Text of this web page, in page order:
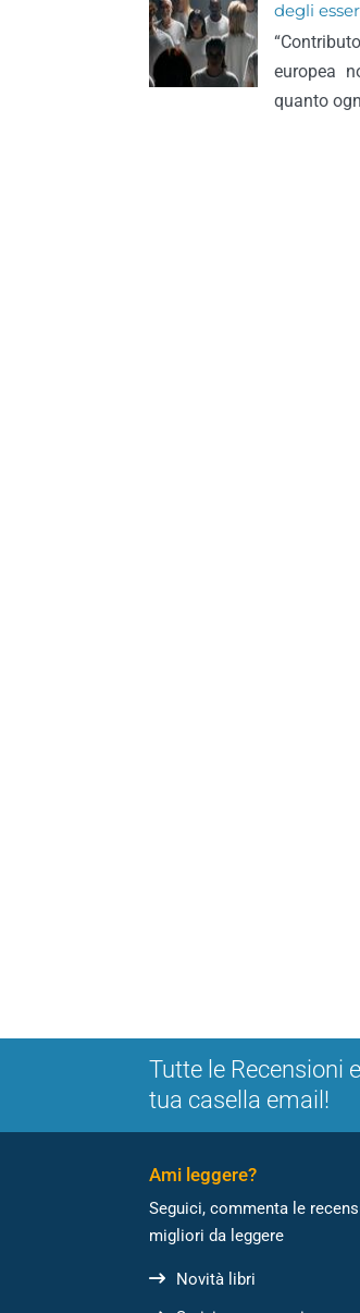
degli
europea
quanto
Tutte le Recensioni
tua casella email!
Ami leggere?
Seguici, commenta le
migliori da leggere
Novità libri